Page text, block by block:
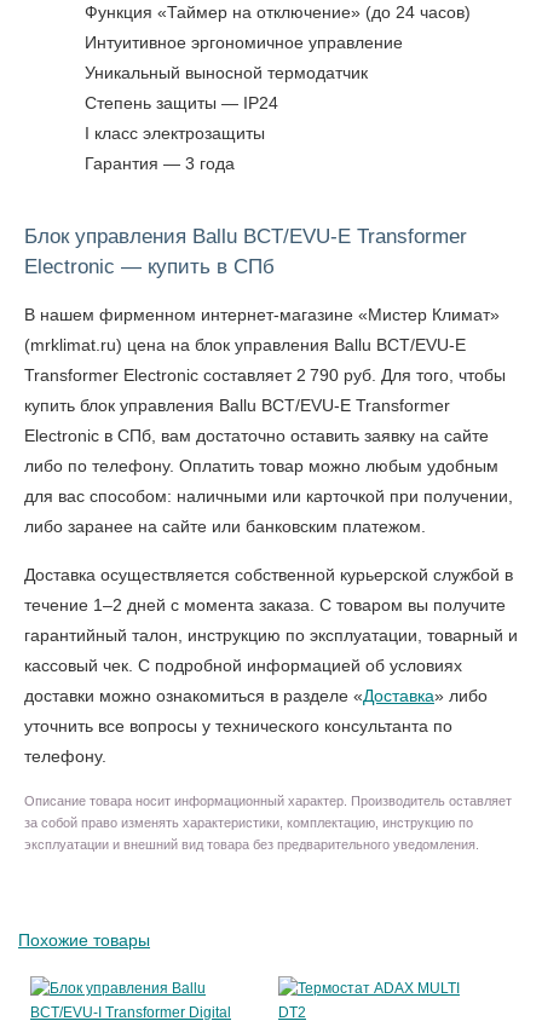
Функция «Таймер на отключение» (до 24 часов)
Интуитивное эргономичное управление
Уникальный выносной термодатчик
Степень защиты — IP24
I класс электрозащиты
Гарантия — 3 года
Блок управления Ballu BCT/EVU-E Transformer
Electronic — купить в СПб
В нашем фирменном интернет-магазине «Мистер Климат»
(mrklimat.ru) цена на блок управления Ballu BCT/EVU-E
Transformer Electronic составляет 2 790 руб. Для того, чтобы
купить блок управления Ballu BCT/EVU-E Transformer
Electronic в СПб , вам достаточно оставить заявку на сайте
либо по телефону. Оплатить товар можно любым удобным
для вас способом: наличными или карточкой при получении,
либо заранее на сайте или банковским платежом.
Доставка осуществляется собственной курьерской службой в
течение 1–2 дней с момента заказа. С товаром вы получите
гарантийный талон, инструкцию по эксплуатации, товарный и
кассовый чек. С подробной информацией об условиях
доставки можно ознакомиться в разделе «Доставка» либо
уточнить все вопросы у технического консультанта по
телефону.
Описание товара носит информационный характер. Производитель оставляет
за собой право изменять характеристики, комплектацию, инструкцию по
эксплуатации и внешний вид товара без предварительного уведомления.
Похожие товары